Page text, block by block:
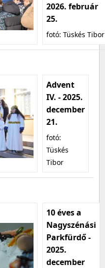
2026. február
25.
fotó: Tüskés Tibor
Advent
IV. - 2025.
december
21.
fotó:
Tüskés
Tibor
10 éves a
Nagyszénási
Parkfürdő -
2025.
december